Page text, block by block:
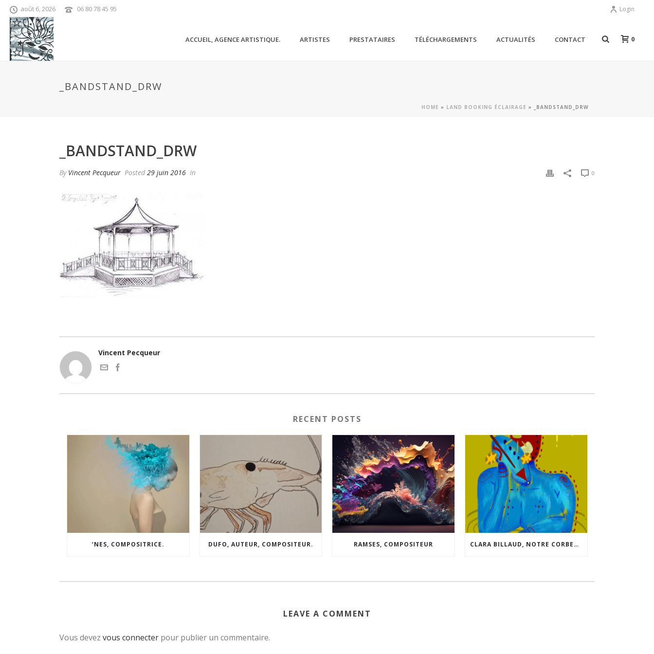
août 6, 2026 06 80 78 45 95 Login
ACCUEIL, AGENCE ARTISTIQUE. ARTISTES PRESTATAIRES TÉLÉCHARGEMENTS ACTUALITÉS CONTACT 0
_BANDSTAND_DRW
HOME » LAND BOOKING ÉCLAIRAGE » _BANDSTAND_DRW
_BANDSTAND_DRW
By Vincent Pecqueur Posted 29 juin 2016 In 0
Vincent Pecqueur
RECENT POSTS
‘NES, COMPOSITRICE. DUFO, AUTEUR, COMPOSITEUR. RAMSES, COMPOSITEUR CLARA BILLAUD, NOTRE CORBEAU SUAVE, NOUS LIVRE QUELQUES INFOS SUR SON NOUVEAU “JEU”.
LEAVE A COMMENT
Vous devez vous connecter pour publier un commentaire.